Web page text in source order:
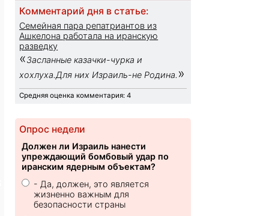
Комментарий дня в статье:
Семейная пара репатриантов из
Ашкелона работала на иранскую
разведку
«Засланные казачки-чурка и
хохлуха.Для них Израиль-не Родина. »
Средняя оценка комментария: 4
Опрос недели
Должен ли Израиль нанести
упреждающий бомбовый удар по
иранским ядерным объектам?
- Да, должен, это является
жизненно важным для
безопасности страны